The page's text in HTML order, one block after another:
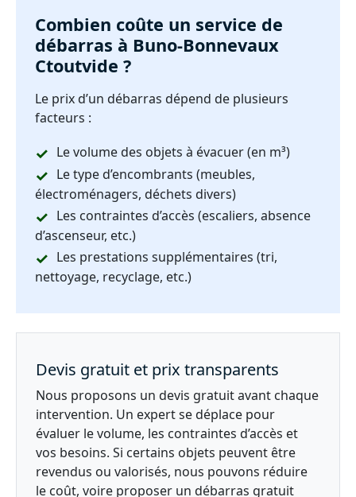
Combien coûte un service de
débarras à Buno-Bonnevaux
Ctoutvide ?
Le prix d’un débarras dépend de plusieurs
facteurs :
Le volume des objets à évacuer (en m³)
Le type d’encombrants (meubles,
électroménagers, déchets divers)
Les contraintes d’accès (escaliers, absence
d’ascenseur, etc.)
Les prestations supplémentaires (tri,
nettoyage, recyclage, etc.)
Devis gratuit et prix transparents
Nous proposons un devis gratuit avant chaque
intervention. Un expert se déplace pour
évaluer le volume, les contraintes d’accès et
vos besoins. Si certains objets peuvent être
revendus ou valorisés, nous pouvons réduire
le coût, voire proposer un débarras gratuit